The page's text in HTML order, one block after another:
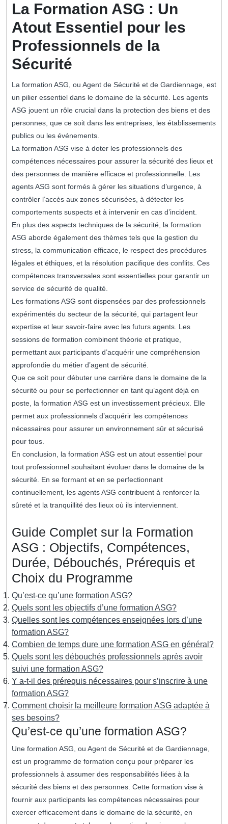
La Formation ASG : Un
Atout Essentiel pour les
Professionnels de la
Sécurité
La formation ASG, ou Agent de Sécurité et de Gardiennage, est
un pilier essentiel dans le domaine de la sécurité. Les agents
ASG jouent un rôle crucial dans la protection des biens et des
personnes, que ce soit dans les entreprises, les établissements
publics ou les événements.
La formation ASG vise à doter les professionnels des
compétences nécessaires pour assurer la sécurité des lieux et
des personnes de manière efficace et professionnelle. Les
agents ASG sont formés à gérer les situations d’urgence, à
contrôler l’accès aux zones sécurisées, à détecter les
comportements suspects et à intervenir en cas d’incident.
En plus des aspects techniques de la sécurité, la formation
ASG aborde également des thèmes tels que la gestion du
stress, la communication efficace, le respect des procédures
légales et éthiques, et la résolution pacifique des conflits. Ces
compétences transversales sont essentielles pour garantir un
service de sécurité de qualité.
Les formations ASG sont dispensées par des professionnels
expérimentés du secteur de la sécurité, qui partagent leur
expertise et leur savoir-faire avec les futurs agents. Les
sessions de formation combinent théorie et pratique,
permettant aux participants d’acquérir une compréhension
approfondie du métier d’agent de sécurité.
Que ce soit pour débuter une carrière dans le domaine de la
sécurité ou pour se perfectionner en tant qu’agent déjà en
poste, la formation ASG est un investissement précieux. Elle
permet aux professionnels d’acquérir les compétences
nécessaires pour assurer un environnement sûr et sécurisé
pour tous.
En conclusion, la formation ASG est un atout essentiel pour
tout professionnel souhaitant évoluer dans le domaine de la
sécurité. En se formant et en se perfectionnant
continuellement, les agents ASG contribuent à renforcer la
sûreté et la tranquillité des lieux où ils interviennent.
Guide Complet sur la Formation
ASG : Objectifs, Compétences,
Durée, Débouchés, Prérequis et
Choix du Programme
Qu’est-ce qu’une formation ASG?
Quels sont les objectifs d’une formation ASG?
Quelles sont les compétences enseignées lors d’une
formation ASG?
Combien de temps dure une formation ASG en général?
Quels sont les débouchés professionnels après avoir
suivi une formation ASG?
Y a-t-il des prérequis nécessaires pour s’inscrire à une
formation ASG?
Comment choisir la meilleure formation ASG adaptée à
ses besoins?
Qu’est-ce qu’une formation ASG?
Une formation ASG, ou Agent de Sécurité et de Gardiennage,
est un programme de formation conçu pour préparer les
professionnels à assumer des responsabilités liées à la
sécurité des biens et des personnes. Cette formation vise à
fournir aux participants les compétences nécessaires pour
exercer efficacement dans le domaine de la sécurité, en